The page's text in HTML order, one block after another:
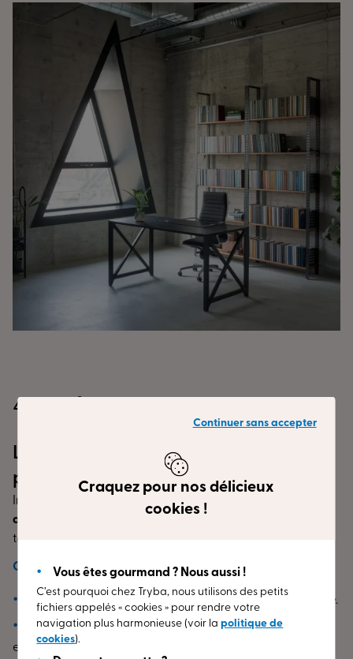
4. Les fenêtres en arche
Le charme classique et la
polyvalence
Inspirées des architectures historiques, les
arche
tout en s’intégrant à des
Caractéristiques principales :
Accentuent le style classique ou rustique d’une façade.
Apportentdouceuretharmonie dans le design
extérieur.
Continuer sans accepter
Craquez pour nos délicieux
cookies !
Vous êtes gourmand ? Nous aussi !
C’est pourquoi chez Tryba, nous utilisons des petits
fichiers appelés « cookies » pour rendre votre
navigation plus harmonieuse (voir lapolitique de
cookies).